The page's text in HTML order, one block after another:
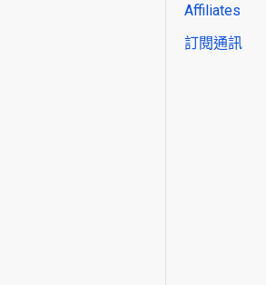
Affiliates
訂閱通訊